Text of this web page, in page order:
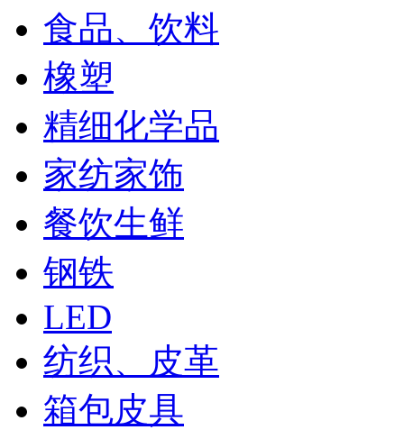
食品、饮料
橡塑
精细化学品
家纺家饰
餐饮生鲜
钢铁
LED
纺织、皮革
箱包皮具